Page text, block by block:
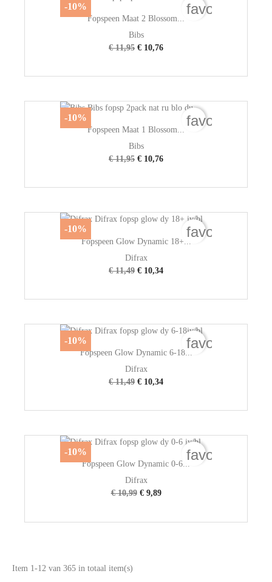
Fopspeen Maat 2 Blossom...
Bibs
€ 11,95 € 10,76
-10%
Fopspeen Maat 1 Blossom...
Bibs
€ 11,95 € 10,76
-10%
Fopspeen Glow Dynamic 18+...
Difrax
€ 11,49 € 10,34
-10%
Fopspeen Glow Dynamic 6-18...
Difrax
€ 11,49 € 10,34
-10%
Fopspeen Glow Dynamic 0-6...
Difrax
€ 10,99 € 9,89
-10%
Item 1-12 van 365 in totaal item(s)